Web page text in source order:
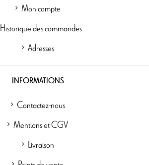
Mon compte
Historique des commandes
Adresses
INFORMATIONS
Contactez-nous
Mentions et CGV
Livraison